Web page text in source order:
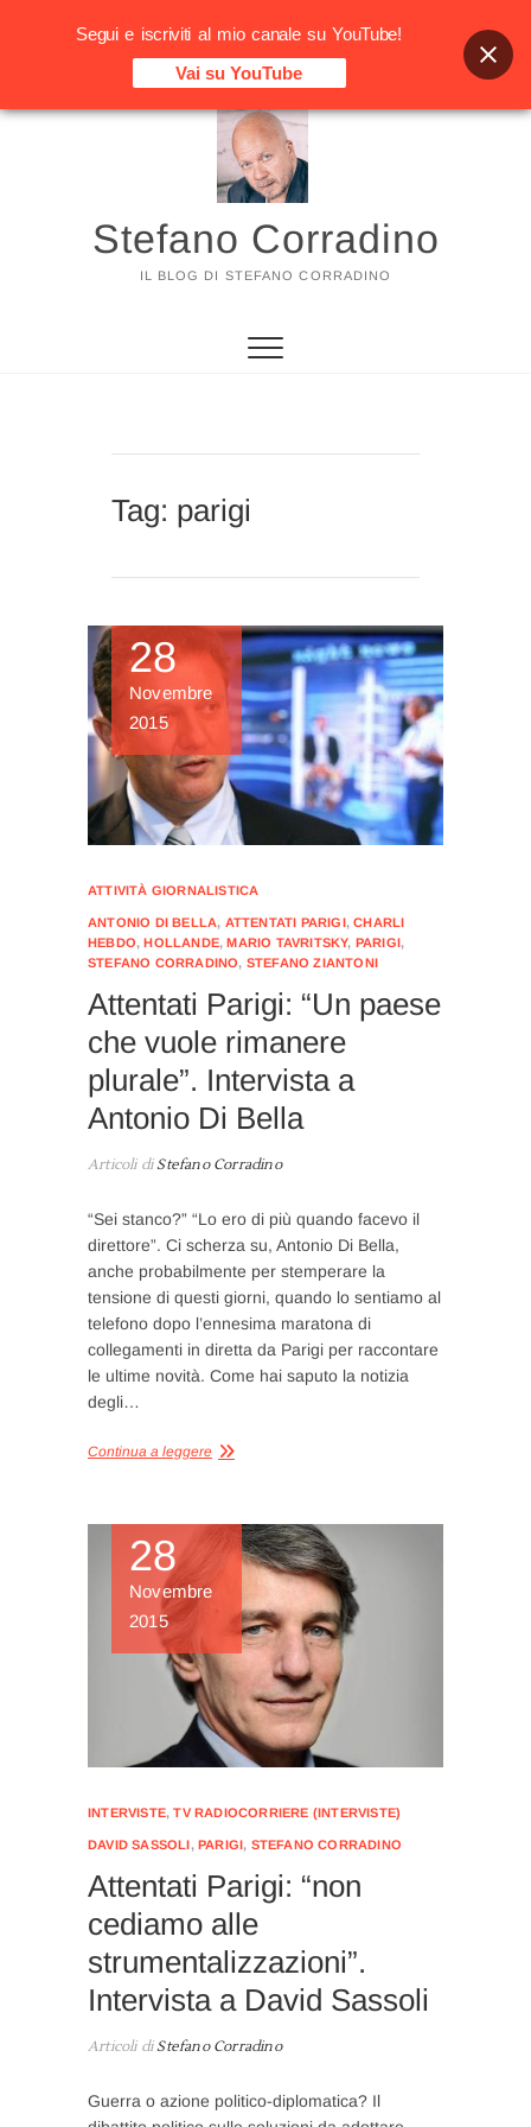
Vai
Stefano Corradino
IL BLOG DI STEFANO CORRADINO
Tag: parigi
28
Novembre
2015
ATTIVITÀ GIORNALISTICA
ANTONIO DI BELLA, ATTENTATI PARIGI,CHARLI
HEBDO,HOLLANDE,MARIO TAVRITSKY, PARIGI,
STEFANO CORRADINO, STEFANO ZIANTONI
Attentati Parigi: “Un paese
che vuole rimanere
plurale”. Intervista a
Antonio Di Bella
Articoli diStefano Corradino
“Sei stanco?” “Lo ero di più quando facevo il
direttore”. Ci scherza su, Antonio Di Bella,
anche probabilmente per stemperare la
tensione di questi giorni, quando lo sentiamo al
telefono dopo l’ennesima maratona di
collegamenti in diretta da Parigi per raccontare
le ultime novità. Come hai saputo la notizia
degli…
Continua a leggere
28
Novembre
2015
INTERVISTE,TV RADIOCORRIERE (INTERVISTE)
DAVID SASSOLI,PARIGI, STEFANO CORRADINO
Attentati Parigi: “non
cediamo alle
strumentalizzazioni”.
Intervista a David Sassoli
Articoli diStefano Corradino
Guerra o azione politico-diplomatica? Il
Segui e iscriviti al mio canale su YouTube!
Vai su YouTube